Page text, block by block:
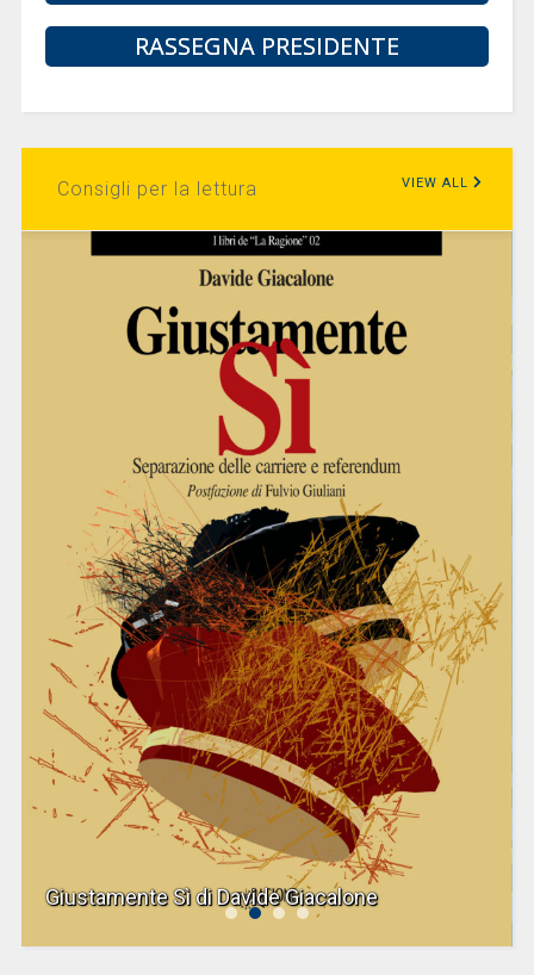
RASSEGNA PRESIDENTE
Consigli per la lettura VIEW ALL
Giustamente Sì di Davide Giacalone